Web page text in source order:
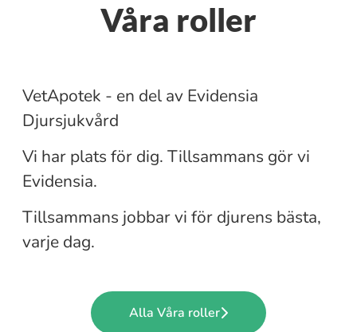
Våra roller
VetApotek - en del av Evidensia
Djursjukvård
Leg djursjukskötare
Vi har plats för dig. Tillsammans gör vi
Evidensia.
Djurvårdare
Tillsammans jobbar vi för djurens bästa,
varje dag.
Alla Våra roller